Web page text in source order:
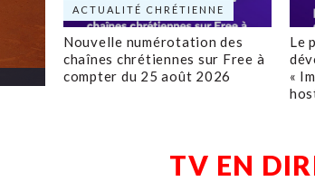
ACTUALITÉ CHRÉTIENNE
Nouvelle numérotation des
chaînes chrétiennes sur Free à
compter du 25 août 2026
Le
«
TV EN